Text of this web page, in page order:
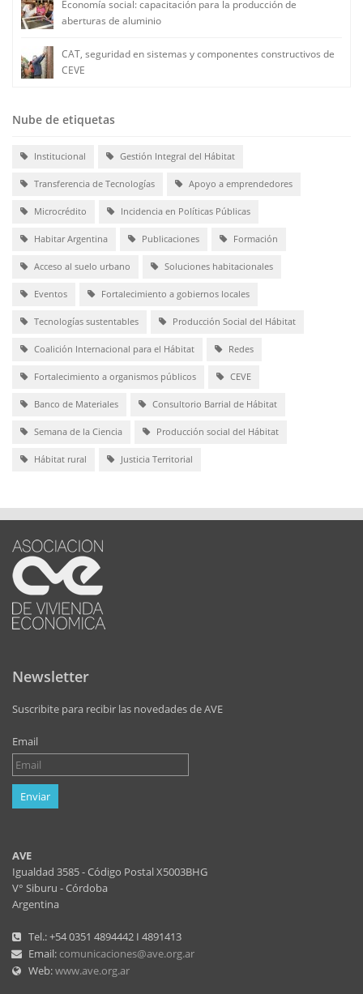
Economía social: capacitación para la producción de
aberturas de aluminio
CAT, seguridad en sistemas y componentes constructivos de
CEVE
Nube de etiquetas
Institucional Gestión Integral del Hábitat
Transferencia de Tecnologías Apoyo a emprendedores
Microcrédito Incidencia en Políticas Públicas
Habitar Argentina Publicaciones Formación
Acceso al suelo urbano Soluciones habitacionales
Eventos Fortalecimiento a gobiernos locales
Tecnologías sustentables Producción Social del Hábitat
Coalición Internacional para el Hábitat Redes
Fortalecimiento a organismos públicos CEVE
Banco de Materiales Consultorio Barrial de Hábitat
Semana de la Ciencia Producción social del Hábitat
Hábitat rural Justicia Territorial
Newsletter
Suscribite para recibir las novedades de AVE
Email
Enviar
AVE
Igualdad 3585 - Código Postal X5003BHG
V° Siburu - Córdoba
Argentina
Tel.: +54 0351 4894442 I 4891413
Email: comunicaciones@ave.org.ar
Web:www.ave.org.ar